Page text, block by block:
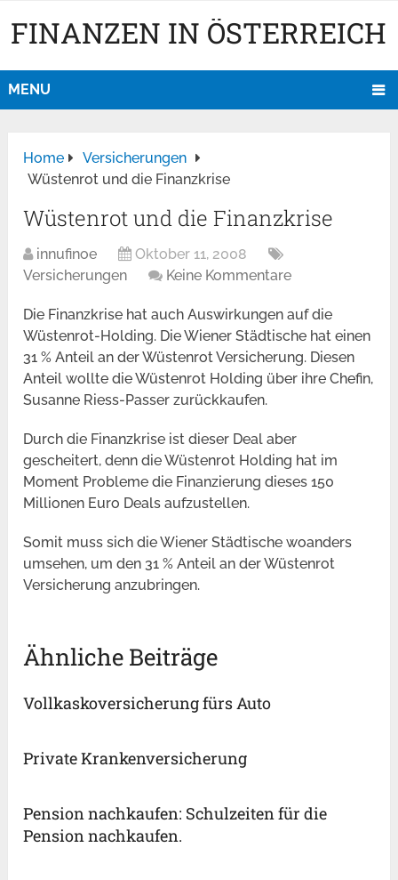
FINANZEN IN ÖSTERREICH
MENU
Home
Versicherungen
Wüstenrot und die Finanzkrise
Wüstenrot und die Finanzkrise
innufinoe
Oktober 11, 2008
Versicherungen
Keine Kommentare
Die Finanzkrise hat auch Auswirkungen auf die
Wüstenrot-Holding. Die Wiener Städtische hat einen
31 % Anteil an der Wüstenrot Versicherung. Diesen
Anteil wollte die Wüstenrot Holding über ihre Chefin,
Susanne Riess-Passer zurückkaufen.
Durch die Finanzkrise ist dieser Deal aber
gescheitert, denn die Wüstenrot Holding hat im
Moment Probleme die Finanzierung dieses 150
Millionen Euro Deals aufzustellen.
Somit muss sich die Wiener Städtische woanders
umsehen, um den 31 % Anteil an der Wüstenrot
Versicherung anzubringen.
Ähnliche Beiträge
Vollkaskoversicherung fürs Auto
Private Krankenversicherung
Pension nachkaufen: Schulzeiten für die
Pension nachkaufen.